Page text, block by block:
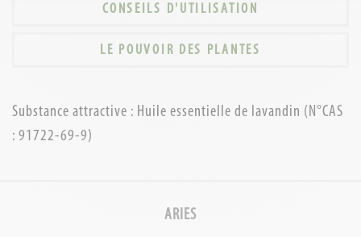
CONSEILS D'UTILISATION
LE POUVOIR DES PLANTES
Substance attractive : Huile essentielle de lavandin (N°CAS
: 91722-69-9)
ARIES